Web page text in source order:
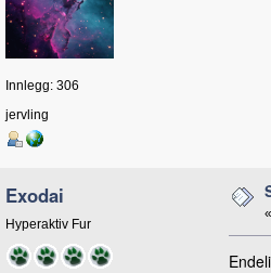
Innlegg: 306
jervling
Exodai
Hyperaktiv Fur
«